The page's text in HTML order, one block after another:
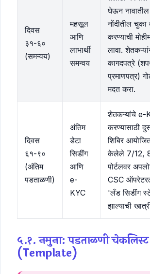
दिवस
३१-६०
(समन्वय)
महसूल
आणि
लाभार्थी
समन्वय
घेऊन
नोंदीतील
करण्याची
लावा.
कागदपत्रे
प्रमाणपत्र)
मदत करा.
दिवस
६१-९०
(अंतिम
पडताळणी)
अंतिम
डेटा
सिडींग
आणि
e-
KYC
शेतकऱ्यांचे e-
करण्यासाठी
शिबिर
केलेले 7/12,
पोर्टलवर
CSC
'लँड सिडींग
झाल्याची
५.१. नमुना: पडताळणी चेकलिस्ट
(Template)